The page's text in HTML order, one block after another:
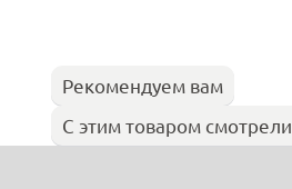
Рекомендуем вам
С этим товаром смотрели